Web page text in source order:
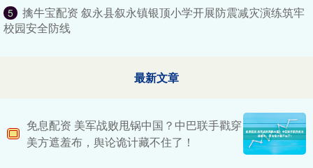
5
擒牛宝配资 叙永县叙永镇银顶小学开展防震减灾演练筑牢
校园安全防线
最新文章
免息配资 美军战败甩锅中国？中巴联手戳穿
美方遮羞布，舆论诡计藏不住了！